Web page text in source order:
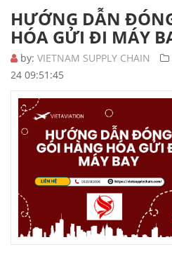
HƯỚNG DẪN
HÓA GỬI ĐI MÁY
by: VIETNAM SUPPLY CHAIN
24 09:51:45